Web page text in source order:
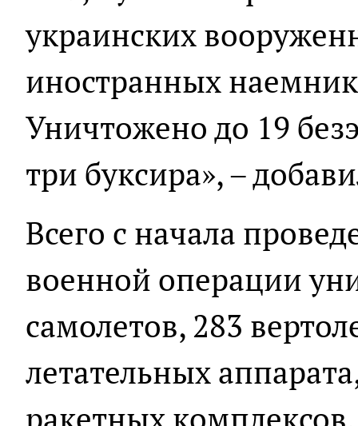
украинских
иностранных
Уничтожено до 19
три буксира», –
Всего с начала
военной операции
самолетов, 283
летательных